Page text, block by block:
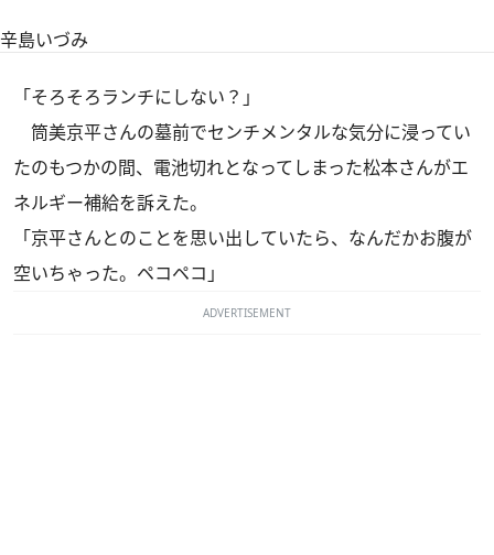
辛島いづみ
「そろそろランチにしない？」
筒美京平さんの墓前でセンチメンタルな気分に浸ってい
たのもつかの間、電池切れとなってしまった松本さんがエ
ネルギー補給を訴えた。
「京平さんとのことを思い出していたら、なんだかお腹が
空いちゃった。ペコペコ」
ADVERTISEMENT